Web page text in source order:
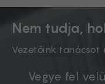
Nem tudja,
Vezetőink tanácsot
Vegye fel